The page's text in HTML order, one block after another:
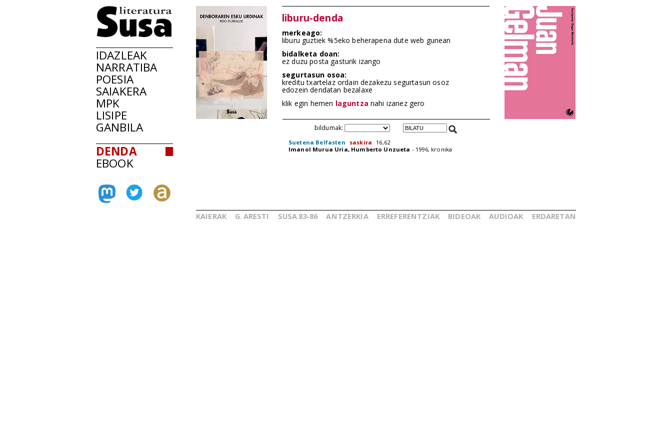
IDAZLEAK
NARRATIBA
POESIA
SAIAKERA
MPK
LISIPE
GANBILA
DENDA
EBOOK
liburu-denda
merkeago:
liburu guztiek %5eko beherapena dute web gunean
bidalketa doan:
ez duzu posta gasturik izango
segurtasun osoa:
kreditu txartelaz ordain dezakezu segurtasun osoz
edozein dendatan bezalaxe
klik egin hemen laguntza nahi izanez gero
bildumak:
Suetena Belfasten saskira
16,62
Imanol Murua Uria, Humberto Unzueta - 1996, kronika
KAIERAK G. ARESTI SUSA 83-86 ANTZERKIA ERREFERENTZIAK BIDEOAK AUDIOAK ERDARETAN